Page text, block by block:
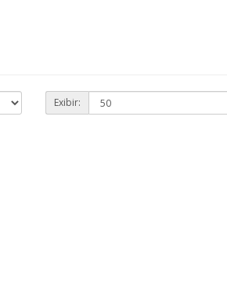
Exibir: